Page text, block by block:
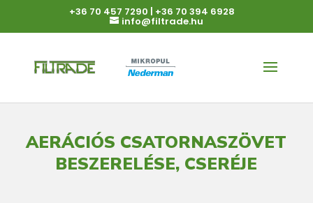
+36 70 457 7290 | +36 70 394 6928
info@filtrade.hu
AERÁCIÓS CSATORNASZÖVET
BESZERELÉSE, CSERÉJE